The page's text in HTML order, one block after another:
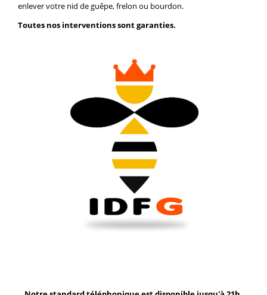
enlever votre nid de guêpe, frelon ou bourdon.
Toutes nos interventions sont garanties.